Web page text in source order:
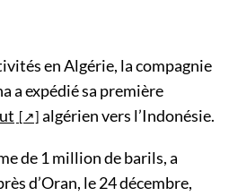
en Algérie, la compagnie
a expédié sa première
algérien vers l’Indonésie.
de 1 million de barils, a
d’Oran, le 24 décembre,